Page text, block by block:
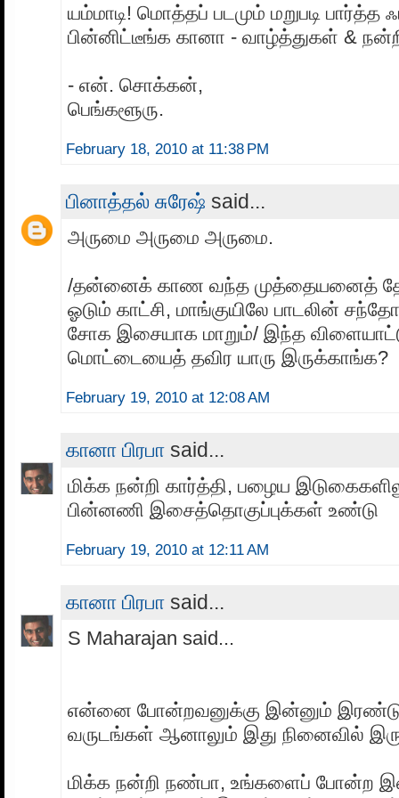
யம்மாடி! மொத்தப் படமும் மறுபடி பார்த்த
பின்னிட்டீங்க கானா - வாழ்த்துகள் &
- என். சொக்கன்,
பெங்களூரு.
February 18, 2010 at 11:38 PM
பினாத்தல் சுரேஷ் said...
அருமை அருமை அருமை.
/தன்னைக் காண வந்த முத்தையனைத்
ஓடும் காட்சி, மாங்குயிலே பாடலின்
சோக இசையாக மாறும்/ இந்த
மொட்டையைத் தவிர யாரு இருக்காங்க?
February 19, 2010 at 12:08 AM
கானா பிரபா said...
மிக்க நன்றி கார்த்தி, பழைய
பின்னணி இசைத்தொகுப்புக்கள் உண்டு
February 19, 2010 at 12:11 AM
கானா பிரபா said...
S Maharajan said...
என்னை போன்றவனுக்கு இன்னும்
வருடங்கள் ஆனாலும் இது நினைவில்
மிக்க நன்றி நண்பா, உங்களைப் போன்ற